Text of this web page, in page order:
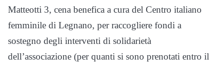
Matteotti 3, cena benefica a cura del Centro italiano
femminile di Legnano, per raccogliere fondi a
sostegno degli interventi di solidarietà
dell’associazione (per quanti si sono prenotati entro il